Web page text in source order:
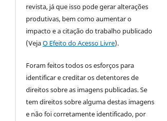
revista, já que isso pode gerar alterações
produtivas, bem como aumentar o
impacto e a citação do trabalho publicado
(VejaO Efeito do Acesso Livre).
Foram feitos todos os esforços para
identificar e creditar os detentores de
direitos sobre as imagens publicadas. Se
tem direitos sobre alguma destas imagens
e não foi corretamente identificado, por